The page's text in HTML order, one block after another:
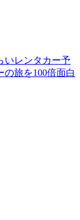
いレンタカー予
旅を100倍面白